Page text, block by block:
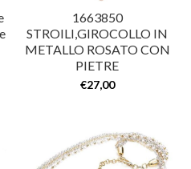
1663850
STROILI,GIROCOLLO IN
METALLO ROSATO CON
PIETRE
€27,00